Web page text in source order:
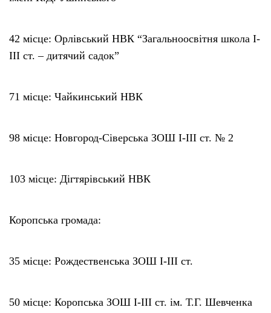
42 місце: Орлівський НВК “Загальноосвітня школа І-
ІІІ ст. – дитячий садок”
71 місце: Чайкинський НВК
98 місце: Новгород-Сіверська ЗОШ І-ІІІ ст. № 2
103 місце: Дігтярівський НВК
Коропська громада:
35 місце: Рождественська ЗОШ І-ІІІ ст.
50 місце: Коропська ЗОШ І-ІІІ ст. ім. Т.Г. Шевченка